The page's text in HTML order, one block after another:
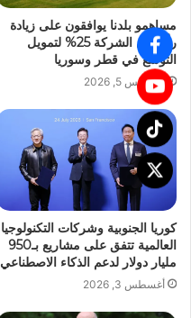
مساهمو بلدنا يوافقون على زيادة
رأسمال الشركة 25% لتمويل
التوسع في قطر وسوريا
أغسطس 5, 2026
كوريا الجنوبية وشركات التكنولوجيا
العالمية تتفق على مشاريع بـ950
مليار دولار لدعم الذكاء الاصطناعي
أغسطس 3, 2026